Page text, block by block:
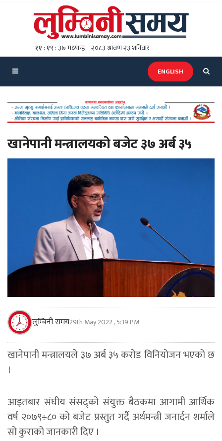
ENGLISH
खानेपानी मन्त्रालयको बजेट ३७ अर्ब ३५
लुम्बिनी समय29th May 2022 , 5:39 PM
खानेपानी मन्त्रालयले ३७ अर्ब ३५ करोड विनियोजन भएको छ
।
आइतबार संघीय संसद्को संयुक्त बैठकमा आगामी आर्थिक
वर्ष २०७९÷८० को बजेट प्रस्तुत गर्दै अर्थमन्त्री जनार्दन शर्माले
सो कुराको जानकारी दिए ।